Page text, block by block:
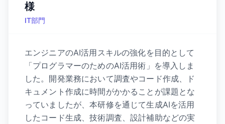
様
IT部門
エンジニアのAI活用スキルの強化を目的として
「プログラマーのためのAI活用術」を導入しま
した。開発業務において調査やコード作成、ド
キュメント作成に時間がかかることが課題とな
っていましたが、本研修を通じて生成AIを活用
したコード生成、技術調査、設計補助などの実